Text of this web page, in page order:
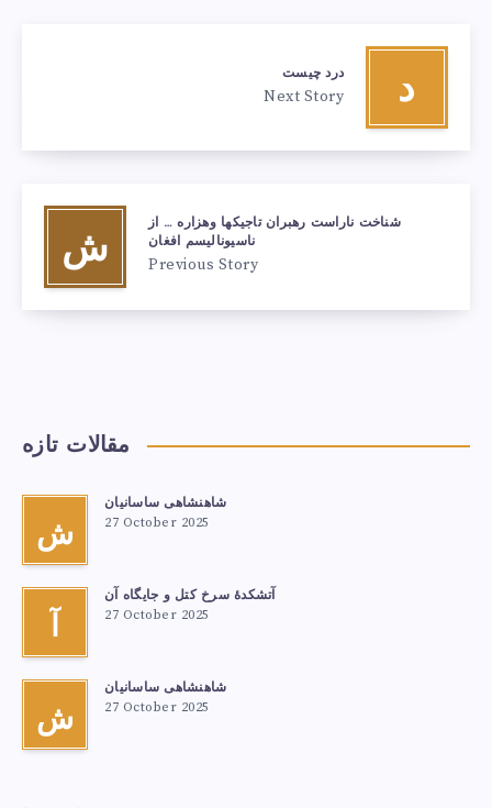
د درد چیست
Next Story
ش
شناخت ناراست رهبران تاجیکها وهزاره … از
ناسیونالیسم افغان
Previous Story
مقالات تازه
ش
شاهنشاهی ساسانیان
27 October 2025
آ
آتشكدهٔ سرخ‌ کتل و جایگاه آن
27 October 2025
ش
شاهنشاهی ساسانیان
27 October 2025